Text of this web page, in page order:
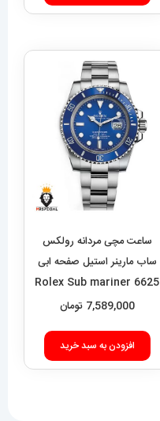
ساعت مچی مردانه رولکس
ساب مارینر استیل صفحه ابی
6625 Rolex Sub mariner
7,589,000 تومان
افزودن به سبد خرید